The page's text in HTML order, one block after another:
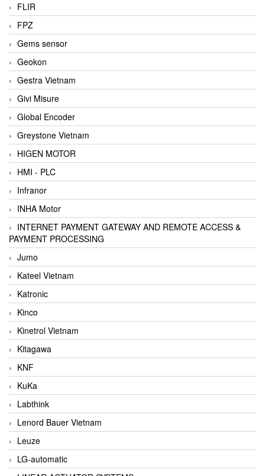
FLIR
FPZ
Gems sensor
Geokon
Gestra Vietnam
Givi Misure
Global Encoder
Greystone Vietnam
HIGEN MOTOR
HMI - PLC
Infranor
INHA Motor
INTERNET PAYMENT GATEWAY AND REMOTE ACCESS &
PAYMENT PROCESSING
Jumo
Kateel Vietnam
Katronic
Kinco
Kinetrol Vietnam
Kitagawa
KNF
KuKa
Labthink
Lenord Bauer Vietnam
Leuze
LG-automatic